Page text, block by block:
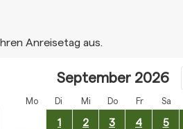
Anreisetag aus.
Mo Di Mi Do Fr Sa
September 2026
1 2 3 4 5